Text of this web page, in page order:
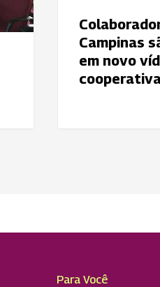
anos
Campinas
em novo
Para Você